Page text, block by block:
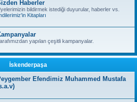
Haberler
bildirmek istediği duyurular, haberler vs.
Kitapları
yapılan çeşitli kampanyalar.
İskenderpaşa
Efendimiz Muhammed Mustafa